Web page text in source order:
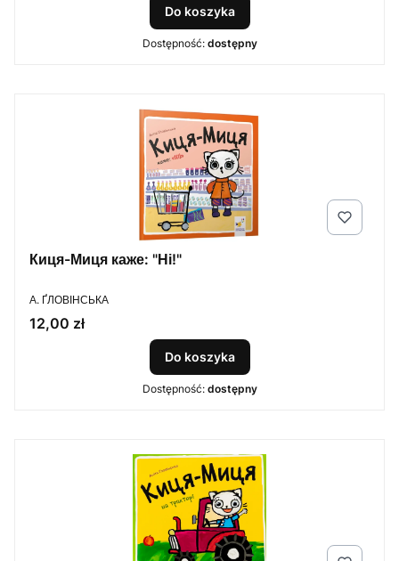
Do koszyka
Dostępność: dostępny
Киця-Миця каже: "Ні!"
PRODUCENT
А. ҐЛОВІНСЬКА
Cena
12,00 zł
Do koszyka
Dostępność: dostępny